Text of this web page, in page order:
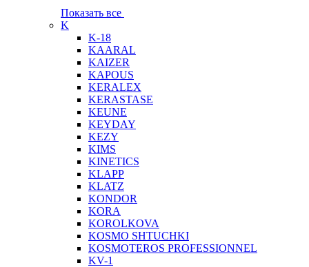
Показать все
K
K-18
KAARAL
KAIZER
KAPOUS
KERALEX
KERASTASE
KEUNE
KEYDAY
KEZY
KIMS
KINETICS
KLAPP
KLATZ
KONDOR
KORA
KOROLKOVA
KOSMO SHTUCHKI
KOSMOTEROS PROFESSIONNEL
KV-1